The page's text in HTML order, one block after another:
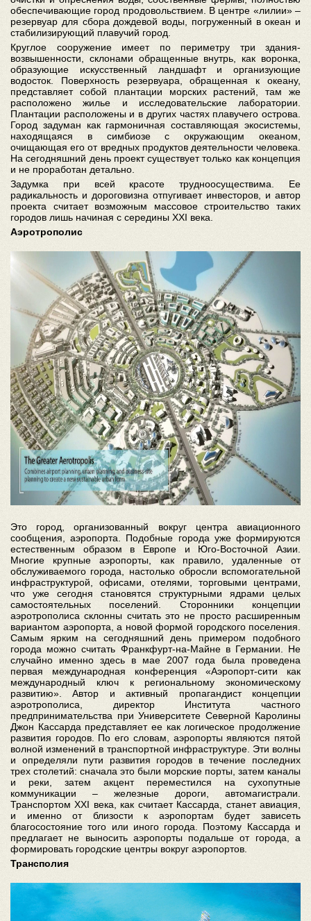
обеспечивающие город продовольствием. В центре «лилии» –
резервуар для сбора дождевой воды, погруженный в океан и
стабилизирующий плавучий город.
Круглое сооружение имеет по периметру три здания-
возвышенности, склонами обращенные внутрь, как воронка,
образующие искусственный ландшафт и организующие
водосток. Поверхность резервуара, обращенная к океану,
представляет собой плантации морских растений, там же
расположено жилье и исследовательские лаборатории.
Плантации расположены и в других частях плавучего острова.
Город задуман как гармоничная составляющая экосистемы,
находящаяся в симбиозе с окружающим океаном,
очищающая его от вредных продуктов деятельности человека.
На сегодняшний день проект существует только как концепция
и не проработан детально.
Задумка при всей красоте трудноосуществима. Ее
радикальность и дороговизна отпугивает инвесторов, и автор
проекта считает возможным массовое строительство таких
городов лишь начиная с середины XXI века.
Аэротрополис
Это город, организованный вокруг центра авиационного
сообщения, аэропорта. Подобные города уже формируются
естественным образом в Европе и Юго-Восточной Азии.
Многие крупные аэропорты, как правило, удаленные от
обслуживаемого города, настолько обросли вспомогательной
инфраструктурой, офисами, отелями, торговыми центрами,
что уже сегодня становятся структурными ядрами целых
самостоятельных поселений. Сторонники концепции
аэротрополиса склонны считать это не просто расширенным
вариантом аэропорта, а новой формой городского поселения.
Самым ярким на сегодняшний день примером подобного
города можно считать Франкфурт-на-Майне в Германии. Не
случайно именно здесь в мае 2007 года была проведена
первая международная конференция «Аэропорт-сити как
международный ключ к региональному экономическому
развитию». Автор и активный пропагандист концепции
аэротрополиса, директор Института частного
предпринимательства при Университете Северной Каролины
Джон Кассарда представляет ее как логическое продолжение
развития городов. По его словам, аэропорты являются пятой
волной изменений в транспортной инфраструктуре. Эти волны
и определяли пути развития городов в течение последних
трех столетий: сначала это были морские порты, затем каналы
и реки, затем акцент переместился на сухопутные
коммуникации – железные дороги, автомагистрали.
Транспортом ХХI века, как считает Кассарда, станет авиация,
и именно от близости к аэропортам будет зависеть
благосостояние того или иного города. Поэтому Кассарда и
предлагает не выносить аэропорты подальше от города, а
формировать городские центры вокруг аэропортов.
Трансполия